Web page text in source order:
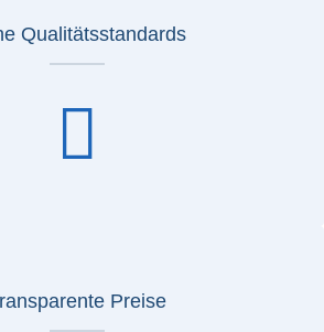
Qualitätsstandards
Preise